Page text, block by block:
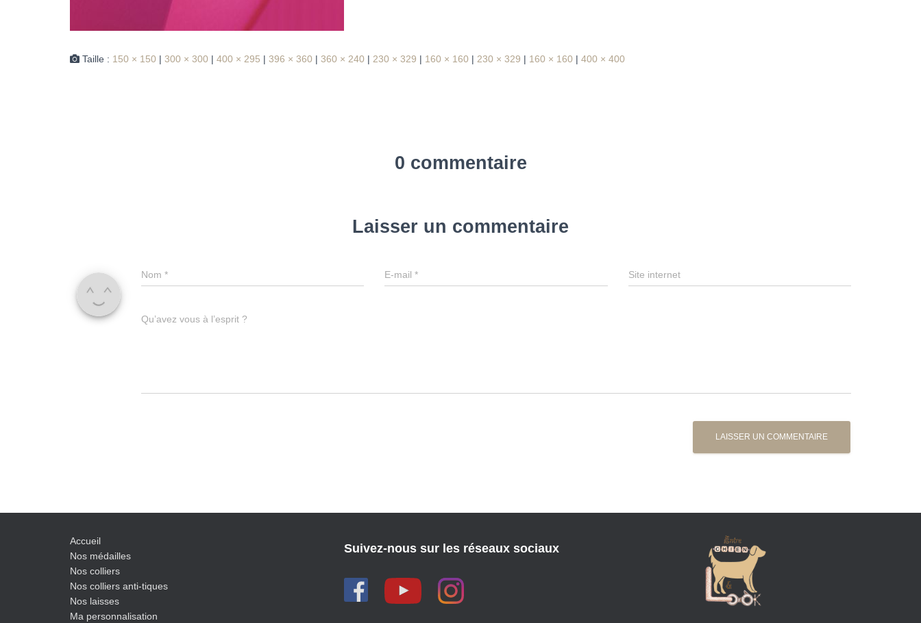
Taille : 150 × 150 | 300 × 300 | 400 × 295 | 396 × 360 | 360 × 240 | 230 × 329 | 160 × 160 | 230 × 329 | 160 × 160 | 400 × 400
0 commentaire
Laisser un commentaire
Nom * E-mail* Site internet
Qu’avez vous à l’esprit ?
Accueil
Nos médailles
Nos colliers
Nos colliers anti-tiques
Nos laisses
Ma personnalisation
Suivez-nous sur les réseaux sociaux